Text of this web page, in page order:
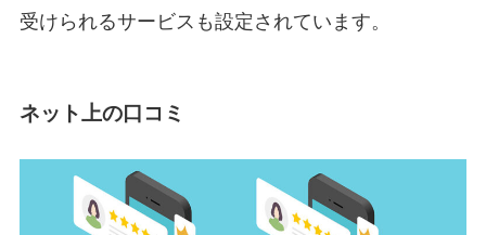
受けられるサービスも設定されています。
ネット上の口コミ